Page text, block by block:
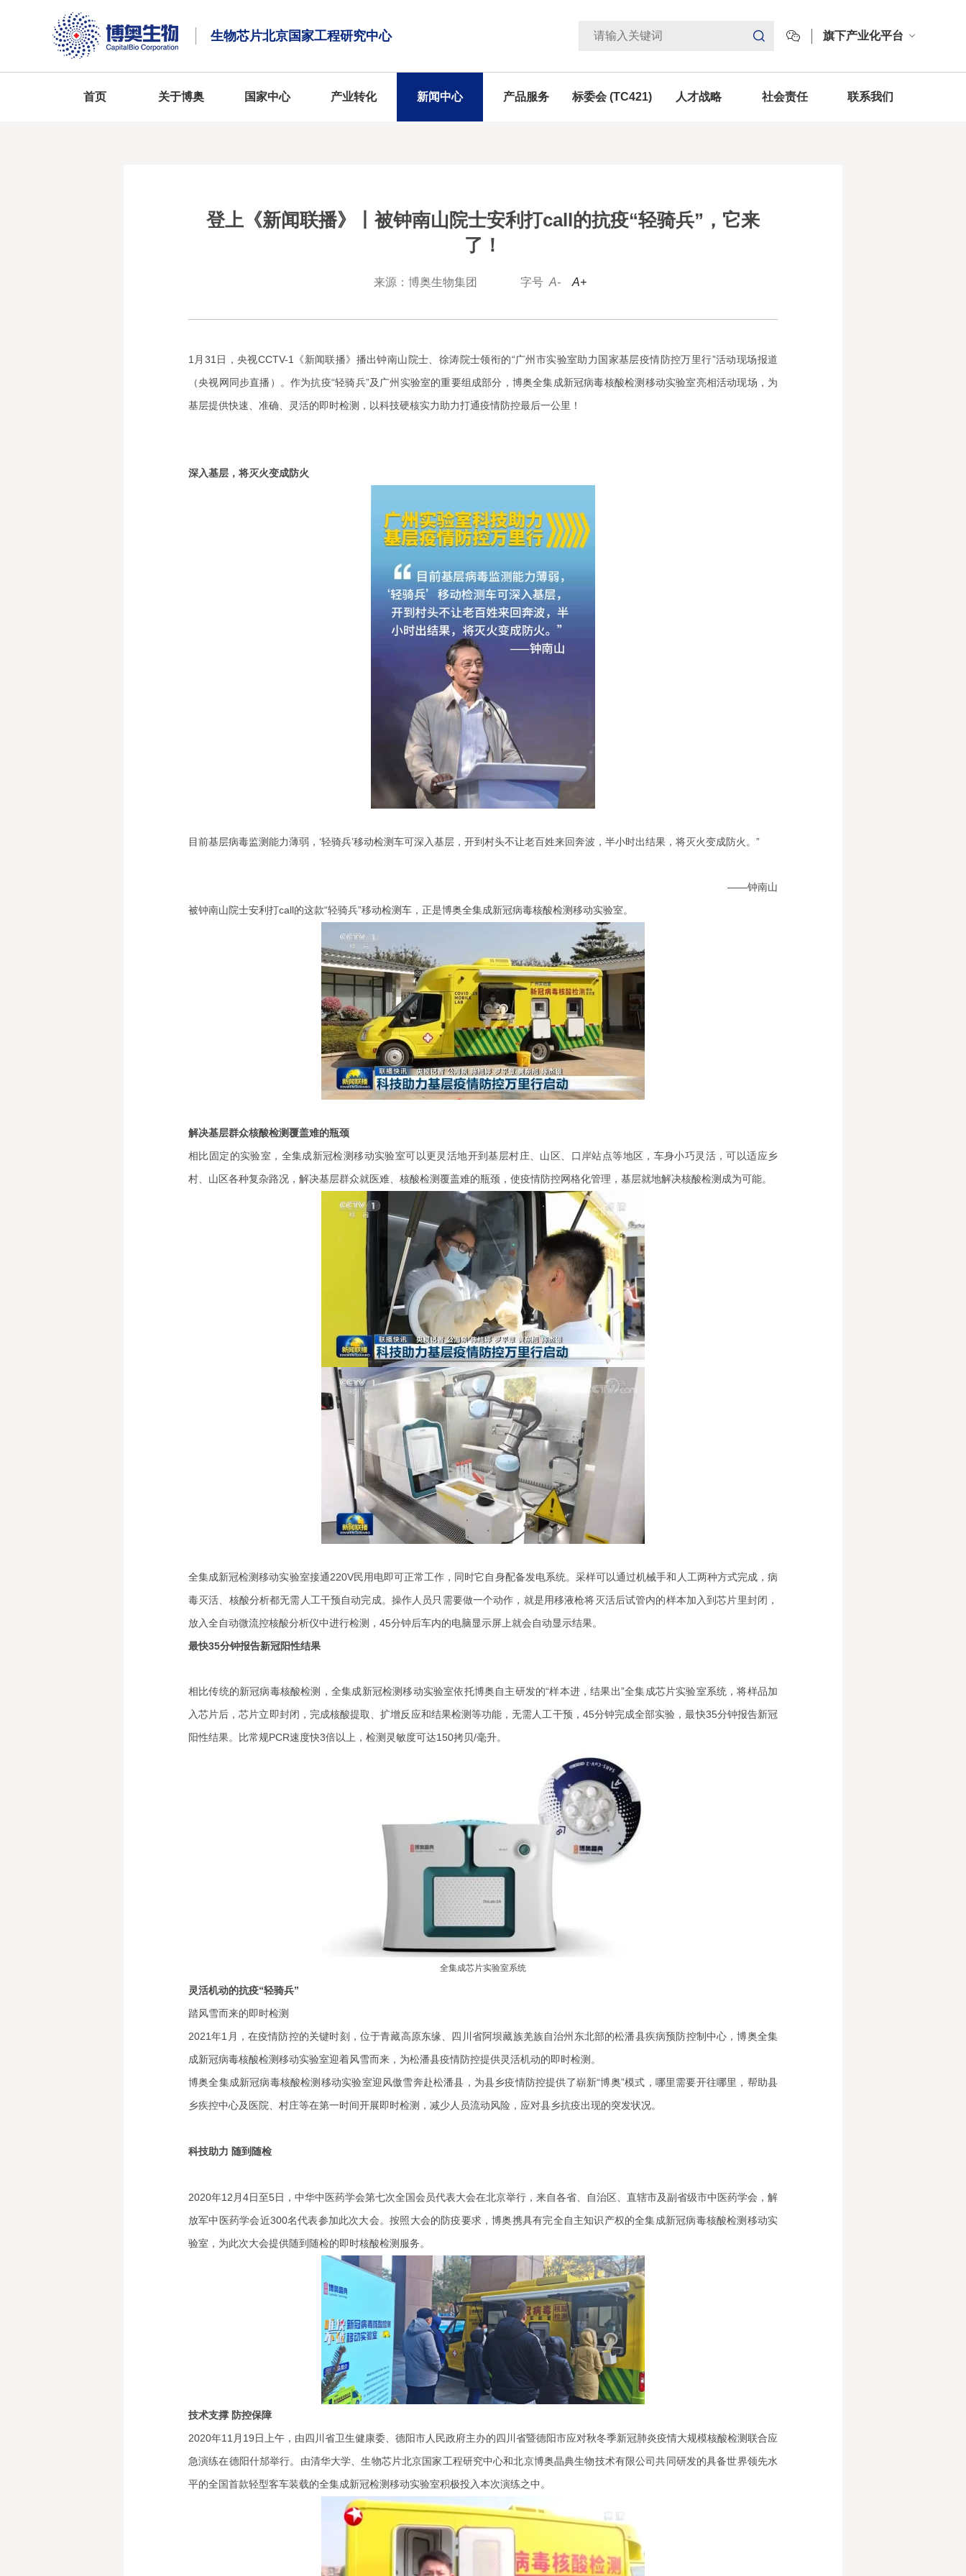
生物芯片北京国家工程研究中心 旗下产业化平台
首页 关于博奥 国家中心 产业转化 新闻中心 产品服务 标委会 (TC421) 人才战略 社会责任 联系我们
登上《新闻联播》丨被钟南山院士安利打call的抗疫“轻骑兵”，它来
了！
来源：博奥生物集团 字号 A- A+
1月31日，央视CCTV-1《新闻联播》播出钟南山院士、徐涛院士领衔的“广州市实验室助力国家基层疫情防控万里行”活动现场报道
（央视网同步直播）。作为抗疫“轻骑兵”及广州实验室的重要组成部分，博奥全集成新冠病毒核酸检测移动实验室亮相活动现场，为
基层提供快速、准确、灵活的即时检测，以科技硬核实力助力打通疫情防控最后一公里！
深入基层，将灭火变成防火
目前基层病毒监测能力薄弱，‘轻骑兵’移动检测车可深入基层，开到村头不让老百姓来回奔波，半小时出结果，将灭火变成防火。”
——钟南山
被钟南山院士安利打call的这款“轻骑兵”移动检测车，正是博奥全集成新冠病毒核酸检测移动实验室。
解决基层群众核酸检测覆盖难的瓶颈
相比固定的实验室，全集成新冠检测移动实验室可以更灵活地开到基层村庄、山区、口岸站点等地区，车身小巧灵活，可以适应乡
村、山区各种复杂路况，解决基层群众就医难、核酸检测覆盖难的瓶颈，使疫情防控网格化管理，基层就地解决核酸检测成为可能。
全集成新冠检测移动实验室接通220V民用电即可正常工作，同时它自身配备发电系统。采样可以通过机械手和人工两种方式完成，病
毒灭活、核酸分析都无需人工干预自动完成。操作人员只需要做一个动作，就是用移液枪将灭活后试管内的样本加入到芯片里封闭，
放入全自动微流控核酸分析仪中进行检测，45分钟后车内的电脑显示屏上就会自动显示结果。
最快35分钟报告新冠阳性结果
相比传统的新冠病毒核酸检测，全集成新冠检测移动实验室依托博奥自主研发的“样本进，结果出”全集成芯片实验室系统，将样品加
入芯片后，芯片立即封闭，完成核酸提取、扩增反应和结果检测等功能，无需人工干预，45分钟完成全部实验，最快35分钟报告新冠
阳性结果。比常规PCR速度快3倍以上，检测灵敏度可达150拷贝/毫升。
全集成芯片实验室系统
灵活机动的抗疫“轻骑兵”
踏风雪而来的即时检测
2021年1月，在疫情防控的关键时刻，位于青藏高原东缘、四川省阿坝藏族羌族自治州东北部的松潘县疾病预防控制中心，博奥全集
成新冠病毒核酸检测移动实验室迎着风雪而来，为松潘县疫情防控提供灵活机动的即时检测。
博奥全集成新冠病毒核酸检测移动实验室迎风傲雪奔赴松潘县，为县乡疫情防控提供了崭新“博奥”模式，哪里需要开往哪里，帮助县
乡疾控中心及医院、村庄等在第一时间开展即时检测，减少人员流动风险，应对县乡抗疫出现的突发状况。
科技助力 随到随检
2020年12月4日至5日，中华中医药学会第七次全国会员代表大会在北京举行，来自各省、自治区、直辖市及副省级市中医药学会，解
放军中医药学会近300名代表参加此次大会。按照大会的防疫要求，博奥携具有完全自主知识产权的全集成新冠病毒核酸检测移动实
验室，为此次大会提供随到随检的即时核酸检测服务。
技术支撑 防控保障
2020年11月19日上午，由四川省卫生健康委、德阳市人民政府主办的四川省暨德阳市应对秋冬季新冠肺炎疫情大规模核酸检测联合应
急演练在德阳什邡举行。由清华大学、生物芯片北京国家工程研究中心和北京博奥晶典生物技术有限公司共同研发的具备世界领先水
平的全国首款轻型客车装载的全集成新冠检测移动实验室积极投入本次演练之中。